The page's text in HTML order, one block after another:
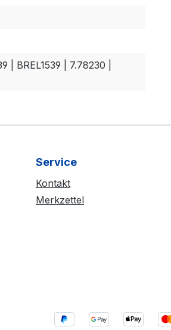
| BREL1539 | 7.78230 |
Service
Kontakt
Merkzettel